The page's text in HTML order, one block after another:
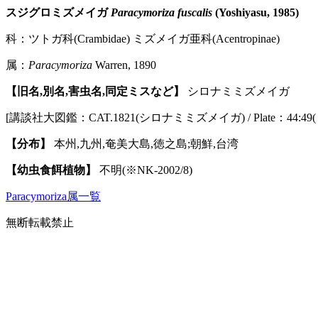
スジグロミズメイガ Paracymoriza fuscalis (Yoshiyasu, 1985)
科：ツトガ科(Crambidae) ミズメイガ亜科(Acentropinae)
属： Paracymoriza Warren, 1890
【旧名,別名,害虫名,同定ミスなど】 シロナミミズメイガ
[講談社大図鑑：CAT.1821(シロナミミズメイガ) / Plate：
【分布】 本州,九州,奄美大島,徳之島;朝鮮,台湾
【幼虫食餌植物】 不明(※NK-2002/8)
Paracymoriza属一覧
無断転載禁止